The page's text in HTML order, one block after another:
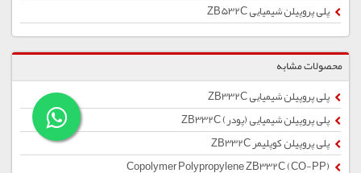
پلی پروپیلن شیمیایی ZB532C
محصولات مشابه
پلی پروپیلن شیمیایی ZB332C
پلی پروپیلن شیمیایی (پودر) ZB332C
پلی پروپیلن کوپلیمر ZB332C